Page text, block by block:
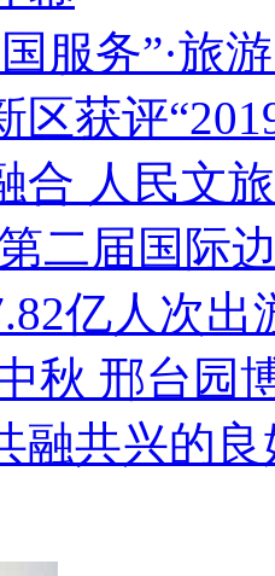
服务”·旅
区获评
合 人民文
二届国际
亿人次
秋 邢台园
融共兴的